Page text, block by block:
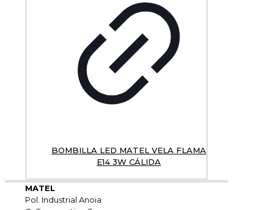
BOMBILLA LED MATEL VELA FLAMA
E14 3W CÁLIDA
MATEL
Pol. Industrial Anoia